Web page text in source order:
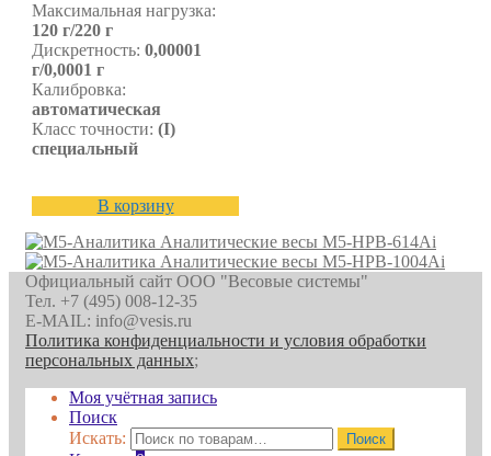
Максимальная нагрузка:
120 г/220 г
Дискретность: 0,00001
г/0,0001 г
Калибровка:
автоматическая
Класс точности: (I)
специальный
В корзину
Аналитические весы M5-HPB-614Ai
Аналитические весы M5-HPB-1004Ai
Официальный сайт ООО "Весовые системы"
Тел. +7 (495) 008-12-35
E-MAIL: info@vesis.ru
Политика конфиденциальности и условия обработки
персональных данных;
Моя учётная запись
Поиск
Искать:
Поиск